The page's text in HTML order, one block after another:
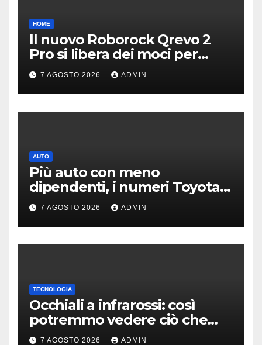
HOME
Il nuovo Roborock Qrevo 2
Pro si libera dei moci per
pulire i tappeti | PREZZO
7 AGOSTO 2026 ADMIN
AUTO
Più auto con meno
dipendenti, i numeri Toyota
che “scuotono” Volkswagen
7 AGOSTO 2026 ADMIN
TECNOLOGIA
Occhiali a infrarossi: così
potremmo vedere ciò che
oggi è invisibile
7 AGOSTO 2026 ADMIN